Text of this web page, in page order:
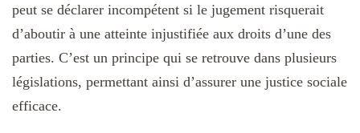
peut se déclarer incompétent si le jugement risquerait
d’aboutir à une atteinte injustifiée aux droits d’une des
parties. C’est un principe qui se retrouve dans plusieurs
législations, permettant ainsi d’assurer une justice sociale
efficace.